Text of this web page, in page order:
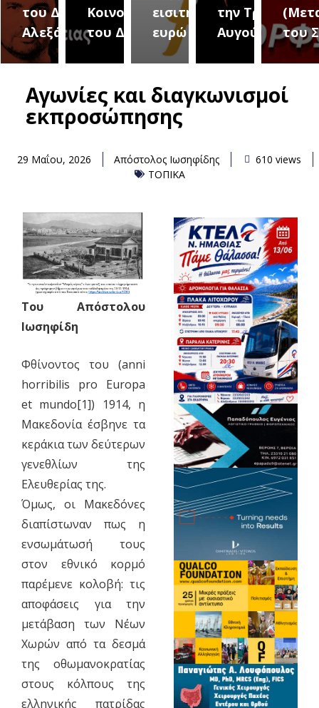
του Δήμου
Αλεξάνδρειας
Κοινοτήτων
του Δήμου
εισιτήριο 2
ευρώ
την Τρίτη 18
Αυγούστουτου
Αγωνίες και διαγκωνισμοί
εκπροσώπησης
29 Μαΐου, 2026 Απόστολος Ιωσηφίδης
610 views
ΤΟΠΙΚΑ
Του Απόστολου
Ιωσηφίδη
Φθίνοντος του (anni
horribilis pro Europa
et mundo[1]) 1914, η
Μακεδονία έσβηνε τα
κεράκια των δεύτερων
γενεθλίων της
Ελευθερίας της.
Όμως, οι Μακεδόνες
διαπίστωναν πως η
ενσωμάτωσή τους
στον εθνικό κορμό
παρέμενε κολοβή: τις
αποφάσεις για την
μετάβαση των Νέων
Χωρών από τα δεσμά
της οθωμανοκρατίας
στους κόλπους της
ελληνικής πατρίδας